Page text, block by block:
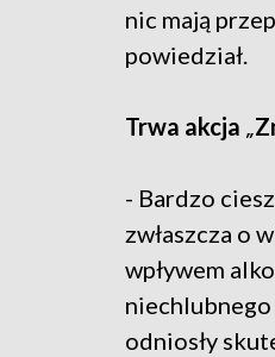
nic mają
powiedział.
Trwa akcja „
- Bardzo
zwłaszcza o
wpływem
niechlubnego
odniosły